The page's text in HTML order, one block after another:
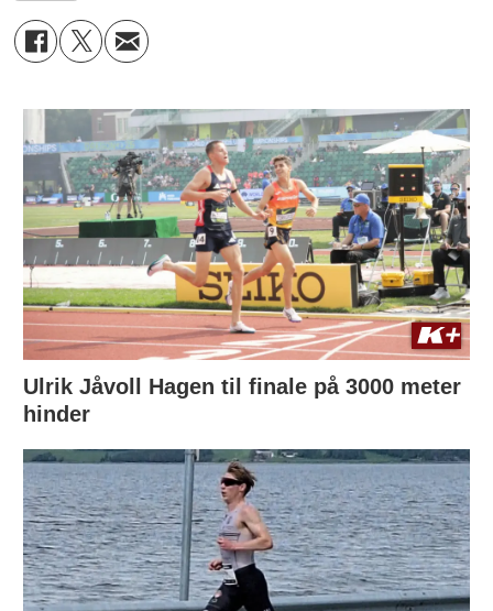
Ulrik Jåvoll Hagen til finale på 3000 meter
hinder